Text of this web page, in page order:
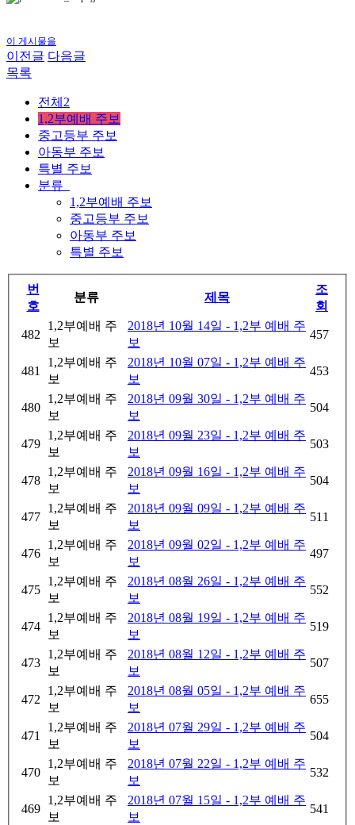
이 게시물을
이전글 다음글
목록
전체2
1,2부예배 주보
중고등부 주보
아동부 주보
특별 주보
분류
1,2부예배 주보
중고등부 주보
아동부 주보
특별 주보
번
호
분류 제목
조
회
482
1,2부예배 주
보
2018년 10월 14일 - 1,2부 예배 주
보
457
481
1,2부예배 주
보
2018년 10월 07일 - 1,2부 예배 주
보
453
480
1,2부예배 주
보
2018년 09월 30일 - 1,2부 예배 주
보
504
479
1,2부예배 주
보
2018년 09월 23일 - 1,2부 예배 주
보
503
478
1,2부예배 주
보
2018년 09월 16일 - 1,2부 예배 주
보
504
477
1,2부예배 주
보
2018년 09월 09일 - 1,2부 예배 주
보
511
476
1,2부예배 주
보
2018년 09월 02일 - 1,2부 예배 주
보
497
475
1,2부예배 주
보
2018년 08월 26일 - 1,2부 예배 주
보
552
474
1,2부예배 주
보
2018년 08월 19일 - 1,2부 예배 주
보
519
473
1,2부예배 주
보
2018년 08월 12일 - 1,2부 예배 주
보
507
472
1,2부예배 주
보
2018년 08월 05일 - 1,2부 예배 주
보
655
471
1,2부예배 주
보
2018년 07월 29일 - 1,2부 예배 주
보
504
470
1,2부예배 주
보
2018년 07월 22일 - 1,2부 예배 주
보
532
469
1,2부예배 주
보
2018년 07월 15일 - 1,2부 예배 주
보
541